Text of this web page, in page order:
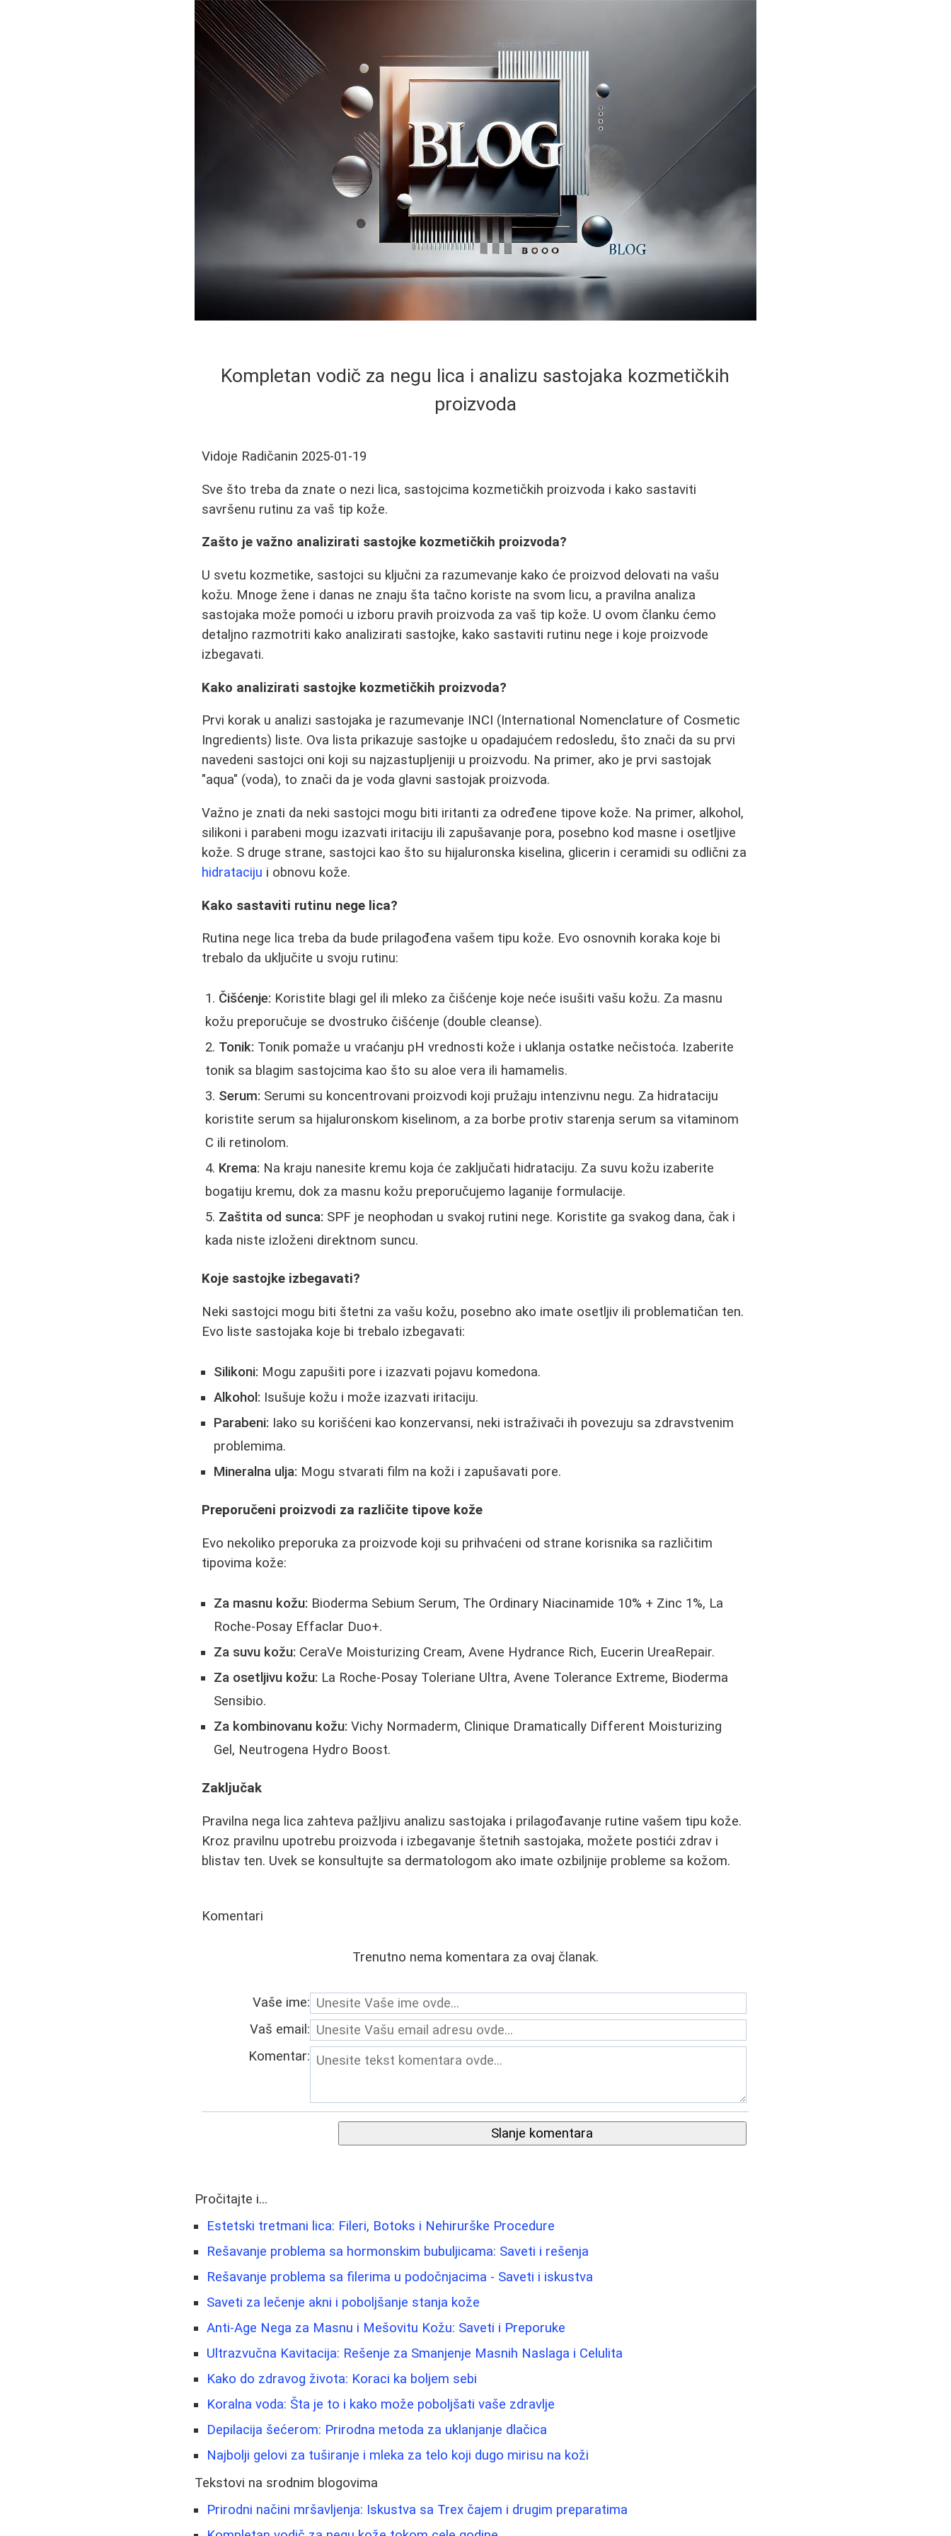
Kompletan vodič za negu lica i analizu sastojaka kozmetičkih
proizvoda
Vidoje Radičanin 2025-01-19
Sve što treba da znate o nezi lica, sastojcima kozmetičkih proizvoda i kako sastaviti
savršenu rutinu za vaš tip kože.
Zašto je važno analizirati sastojke kozmetičkih proizvoda?
U svetu kozmetike, sastojci su ključni za razumevanje kako će proizvod delovati na vašu
kožu. Mnoge žene i danas ne znaju šta tačno koriste na svom licu, a pravilna analiza
sastojaka može pomoći u izboru pravih proizvoda za vaš tip kože. U ovom članku ćemo
detaljno razmotriti kako analizirati sastojke, kako sastaviti rutinu nege i koje proizvode
izbegavati.
Kako analizirati sastojke kozmetičkih proizvoda?
Prvi korak u analizi sastojaka je razumevanje INCI (International Nomenclature of Cosmetic
Ingredients) liste. Ova lista prikazuje sastojke u opadajućem redosledu, što znači da su prvi
navedeni sastojci oni koji su najzastupljeniji u proizvodu. Na primer, ako je prvi sastojak
"aqua" (voda), to znači da je voda glavni sastojak proizvoda.
Važno je znati da neki sastojci mogu biti iritanti za određene tipove kože. Na primer, alkohol,
silikoni i parabeni mogu izazvati iritaciju ili zapušavanje pora, posebno kod masne i osetljive
kože. S druge strane, sastojci kao što su hijaluronska kiselina, glicerin i ceramidi su odlični za
hidrataciju i obnovu kože.
Kako sastaviti rutinu nege lica?
Rutina nege lica treba da bude prilagođena vašem tipu kože. Evo osnovnih koraka koje bi
trebalo da uključite u svoju rutinu:
Čišćenje: Koristite blagi gel ili mleko za čišćenje koje neće isušiti vašu kožu. Za masnu
kožu preporučuje se dvostruko čišćenje (double cleanse).
Tonik: Tonik pomaže u vraćanju pH vrednosti kože i uklanja ostatke nečistoća. Izaberite
tonik sa blagim sastojcima kao što su aloe vera ili hamamelis.
Serum: Serumi su koncentrovani proizvodi koji pružaju intenzivnu negu. Za hidrataciju
koristite serum sa hijaluronskom kiselinom, a za borbe protiv starenja serum sa vitaminom
C ili retinolom.
Krema: Na kraju nanesite kremu koja će zaključati hidrataciju. Za suvu kožu izaberite
bogatiju kremu, dok za masnu kožu preporučujemo laganije formulacije.
Zaštita od sunca: SPF je neophodan u svakoj rutini nege. Koristite ga svakog dana, čak i
kada niste izloženi direktnom suncu.
Koje sastojke izbegavati?
Neki sastojci mogu biti štetni za vašu kožu, posebno ako imate osetljiv ili problematičan ten.
Evo liste sastojaka koje bi trebalo izbegavati:
Silikoni: Mogu zapušiti pore i izazvati pojavu komedona.
Alkohol: Isušuje kožu i može izazvati iritaciju.
Parabeni: Iako su korišćeni kao konzervansi, neki istraživači ih povezuju sa zdravstvenim
problemima.
Mineralna ulja: Mogu stvarati film na koži i zapušavati pore.
Preporučeni proizvodi za različite tipove kože
Evo nekoliko preporuka za proizvode koji su prihvaćeni od strane korisnika sa različitim
tipovima kože:
Za masnu kožu: Bioderma Sebium Serum, The Ordinary Niacinamide 10% + Zinc 1%, La
Roche-Posay Effaclar Duo+.
Za suvu kožu: CeraVe Moisturizing Cream, Avene Hydrance Rich, Eucerin UreaRepair.
Za osetljivu kožu: La Roche-Posay Toleriane Ultra, Avene Tolerance Extreme, Bioderma
Sensibio.
Za kombinovanu kožu: Vichy Normaderm, Clinique Dramatically Different Moisturizing
Gel, Neutrogena Hydro Boost.
Zaključak
Pravilna nega lica zahteva pažljivu analizu sastojaka i prilagođavanje rutine vašem tipu kože.
Kroz pravilnu upotrebu proizvoda i izbegavanje štetnih sastojaka, možete postići zdrav i
blistav ten. Uvek se konsultujte sa dermatologom ako imate ozbiljnije probleme sa kožom.
Komentari
Trenutno nema komentara za ovaj članak.
Vaše ime:
Vaš email:
Komentar:
Slanje komentara
Pročitajte i...
Estetski tretmani lica: Fileri, Botoks i Nehirurške Procedure
Rešavanje problema sa hormonskim bubuljicama: Saveti i rešenja
Rešavanje problema sa filerima u podočnjacima - Saveti i iskustva
Saveti za lečenje akni i poboljšanje stanja kože
Anti-Age Nega za Masnu i Mešovitu Kožu: Saveti i Preporuke
Ultrazvučna Kavitacija: Rešenje za Smanjenje Masnih Naslaga i Celulita
Kako do zdravog života: Koraci ka boljem sebi
Koralna voda: Šta je to i kako može poboljšati vaše zdravlje
Depilacija šećerom: Prirodna metoda za uklanjanje dlačica
Najbolji gelovi za tuširanje i mleka za telo koji dugo mirisu na koži
Tekstovi na srodnim blogovima
Prirodni načini mršavljenja: Iskustva sa Trex čajem i drugim preparatima